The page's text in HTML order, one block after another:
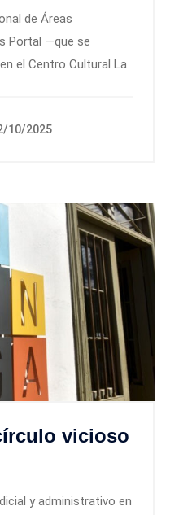
de Áreas
Portal —que se
el Centro Cultural La
10/2025
vicioso
y administrativo en